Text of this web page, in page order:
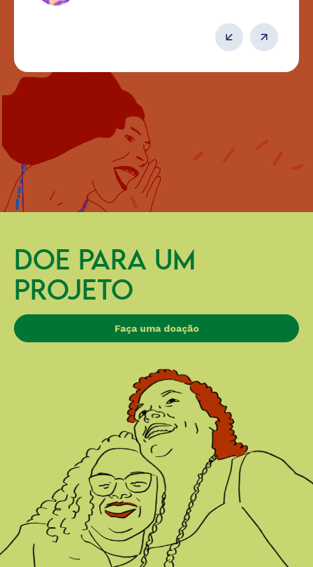
DOE PARA UM
PROJETO
Faça uma doação